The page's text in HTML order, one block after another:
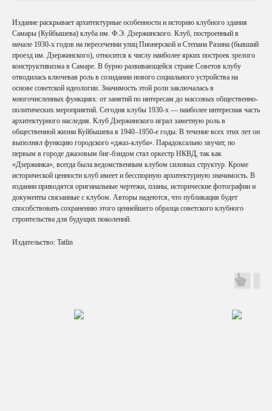
Издание раскрывает архитектурные особенности и историю клубного здания
Самары (Куйбышева) клуба им. Ф.Э. Дзержинского. Клуб, построенный в
начале 1930-х годов на пересечении улиц Пионерской и Степана Разина (бывший
проезд им. Дзержинского), относится к числу наиболее ярких построек зрелого
конструктивизма в Самаре. В бурно развивающейся стране Советов клубу
отводилась ключевая роль в созидании нового социального устройства на
основе советской идеологии. Значимость этой роли заключалась в
многочисленных функциях: от занятий по интересам до массовых общественно-
политических мероприятий. Сегодня клубы 1930-х — наиболее интересная часть
архитектурного наследия. Клуб Дзержинского играл заметную роль в
общественной жизни Куйбышева в 1940–1950-е годы. В течение всех этих лет он
выполнял функцию городского «джаз-клуба». Парадоксально звучит, но
первым в городе джазовым биг-бэндом стал оркестр НКВД, так как
«Дзержинка», всегда была ведомственным клубом силовых структур. Кроме
исторической ценности клуб имеет и бесспорную архитектурную значимость. В
издании приводятся оригинальные чертежи, планы, исторические фотографии и
документы связанные с клубом. Авторы надеются, что публикация будет
способствовать сохранению этого ценнейшего образца советского клубного
строительства для будущих поколений.
Издательство: Tatlin